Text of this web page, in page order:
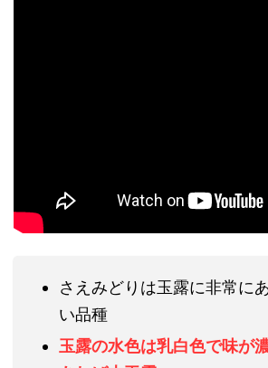
さえみどりは玉露に非常に
い品種
玉露の水色は乳白色で味が